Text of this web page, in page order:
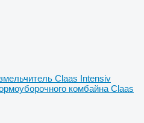
Claas Intensiv
комбайна Claas